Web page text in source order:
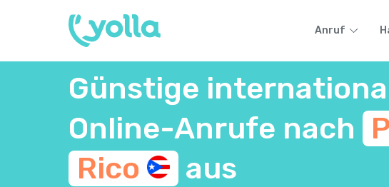
Anruf
Günstige
Online-Anrufe nach
Rico
aus